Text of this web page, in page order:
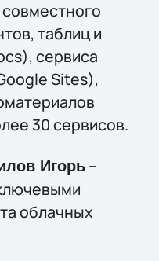
таблиц и
сервиса
Sites),
30 сервисов.
Игорь–
облачных